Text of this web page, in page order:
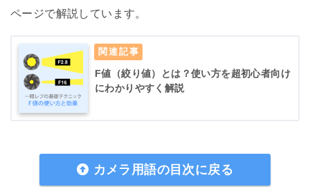
ページで解説しています。
F値（絞り値）とは？使い方を超初心者向け
にわかりやすく解説
カメラ用語の目次に戻る